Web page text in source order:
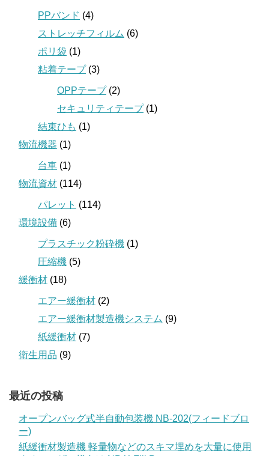
PPバンド (4)
ストレッチフィルム (6)
ポリ袋 (1)
粘着テープ(3)
OPPテープ(2)
セキュリティテープ(1)
結束ひも (1)
物流機器 (1)
台車 (1)
物流資材 (114)
パレット (114)
環境設備 (6)
プラスチック粉砕機 (1)
圧縮機 (5)
緩衝材 (18)
エアー緩衝材 (2)
エアー緩衝材製造機システム (9)
紙緩衝材 (7)
衛生用品 (9)
最近の投稿
オープンバッグ式半自動包装機 NB-202(フィードブロ
ー)
紙緩衝材製造機 軽量物などのスキマ埋めを大量に使用